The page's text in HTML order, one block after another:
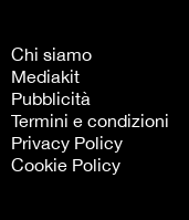
Chi siamo
Mediakit
Pubblicità
Termini e condizioni
Privacy Policy
Cookie Policy